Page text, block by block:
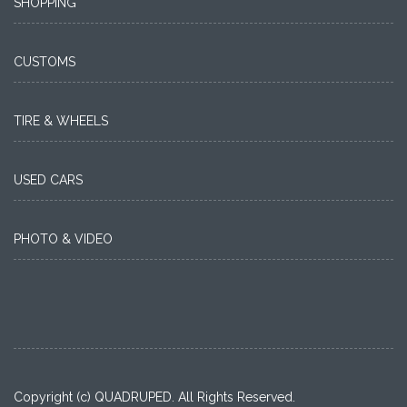
SHOPPING
CUSTOMS
TIRE & WHEELS
USED CARS
PHOTO & VIDEO
Copyright (c) QUADRUPED. All Rights Reserved.